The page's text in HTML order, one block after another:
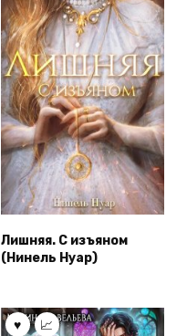
Лишняя. С изъяном
(Нинель Нуар)